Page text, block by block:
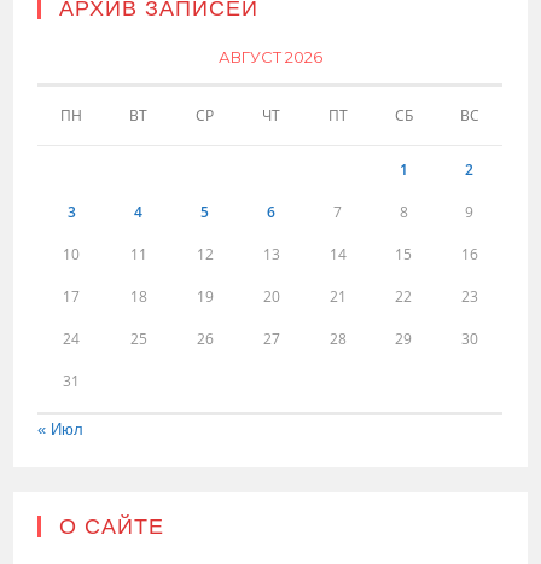
АРХИВ ЗАПИСЕЙ
АВГУСТ 2026
ПН ВТ СР ЧТ ПТ СБ ВС
1 2
3 4 5 6 7 8 9
10 11 12 13 14 15 16
17 18 19 20 21 22 23
24 25 26 27 28 29 30
31
« Июл
О САЙТЕ